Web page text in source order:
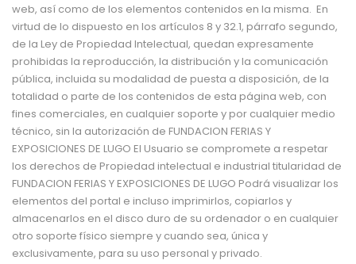
web, así como de los elementos contenidos en la misma. En
virtud de lo dispuesto en los artículos 8 y 32.1, párrafo segundo,
de la Ley de Propiedad Intelectual, quedan expresamente
prohibidas la reproducción, la distribución y la comunicación
pública, incluida su modalidad de puesta a disposición, de la
totalidad o parte de los contenidos de esta página web, con
fines comerciales, en cualquier soporte y por cualquier medio
técnico, sin la autorización de FUNDACION FERIAS Y
EXPOSICIONES DE LUGO El Usuario se compromete a respetar
los derechos de Propiedad intelectual e industrial titularidad de
FUNDACION FERIAS Y EXPOSICIONES DE LUGO Podrá visualizar los
elementos del portal e incluso imprimirlos, copiarlos y
almacenarlos en el disco duro de su ordenador o en cualquier
otro soporte físico siempre y cuando sea, única y
exclusivamente, para su uso personal y privado.